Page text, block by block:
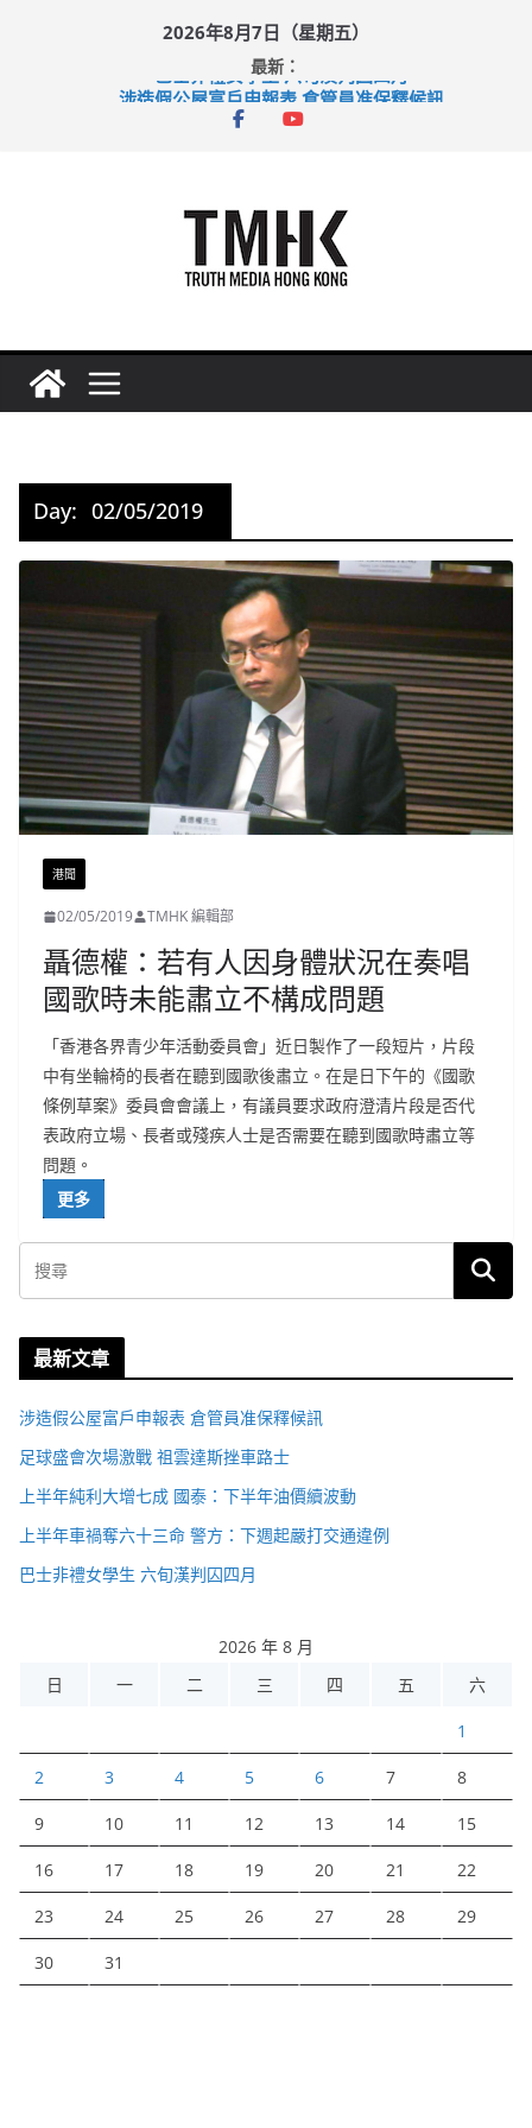
2026年8月7日（星期五）
最新：
巴士非禮女學生 六旬漢判囚四月
涉造假公屋富戶申報表 倉管員准保釋候訊
足球盛會次場激戰 祖雲達斯挫車路士
Day: 02/05/2019
港聞
02/05/2019 TMHK 編輯部
聶德權：若有人因身體狀況在奏唱
國歌時未能肅立不構成問題
「香港各界青少年活動委員會」近日製作了一段短片，片段
中有坐輪椅的長者在聽到國歌後肅立。在是日下午的《國歌
條例草案》委員會會議上，有議員要求政府澄清片段是否代
表政府立場、長者或殘疾人士是否需要在聽到國歌時肅立等
問題。
更多
最新文章
涉造假公屋富戶申報表 倉管員准保釋候訊
足球盛會次場激戰 祖雲達斯挫車路士
上半年純利大增七成 國泰：下半年油價續波動
上半年車禍奪六十三命 警方：下週起嚴打交通違例
巴士非禮女學生 六旬漢判囚四月
2026 年 8 月
日
一 二 三 四 五 六
1
2 3 4 5 6 7 8
9 10 11 12 13 14 15
16 17 18 19 20 21 22
23 24 25 26 27 28 29
30 31